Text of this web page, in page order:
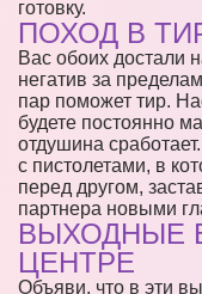
готовку.
ПОХОД В
Вас обоих достали
негатив за
пар поможет тир.
будете постоянно
отдушина
с пистолетами, в
перед другом,
партнера новыми
ВЫХОДНЫЕ
ЦЕНТРЕ
Объяви, что в эти